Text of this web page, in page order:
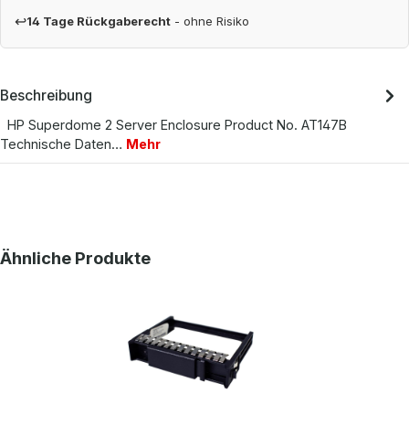
↩14 Tage Rückgaberecht - ohne Risiko
Beschreibung
HP Superdome 2 Server Enclosure Product No. AT147B
Technische Daten… Mehr
Produktgalerie überspringen
Ähnliche Produkte